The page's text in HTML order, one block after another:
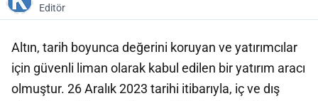
Editör
Altın, tarih boyunca değerini koruyan ve yatırımcılar
için güvenli liman olarak kabul edilen bir yatırım aracı
olmuştur. 26 Aralık 2023 tarihi itibarıyla, iç ve dış